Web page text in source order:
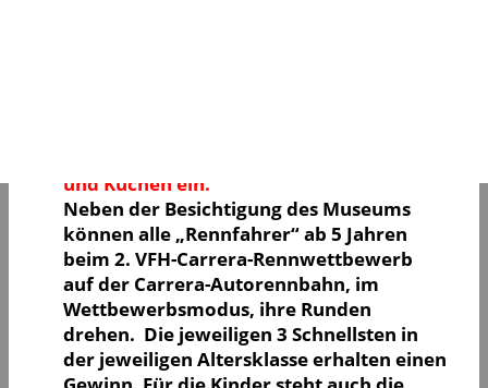
und Kuchen ein.
Neben der Besichtigung des Museums
können alle „Rennfahrer“ ab 5 Jahren
beim 2. VFH-Carrera-Rennwettbewerb
auf der Carrera-Autorennbahn, im
Wettbewerbsmodus, ihre Runden
drehen. Die jeweiligen 3 Schnellsten in
der jeweiligen Altersklasse erhalten einen